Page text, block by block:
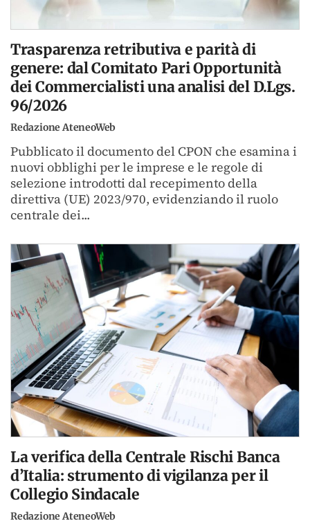
Trasparenza retributiva e parità di
genere: dal Comitato Pari Opportunità
dei Commercialisti una analisi del D.Lgs.
96/2026
Redazione AteneoWeb
Pubblicato il documento del CPON che esamina i
nuovi obblighi per le imprese e le regole di
selezione introdotti dal recepimento della
direttiva (UE) 2023/970, evidenziando il ruolo
centrale dei...
La verifica della Centrale Rischi Banca
d’Italia: strumento di vigilanza per il
Collegio Sindacale
Redazione AteneoWeb